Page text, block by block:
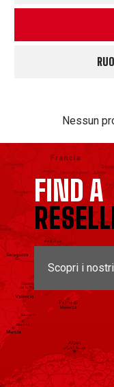
Nessun
FIND A
Scopri i